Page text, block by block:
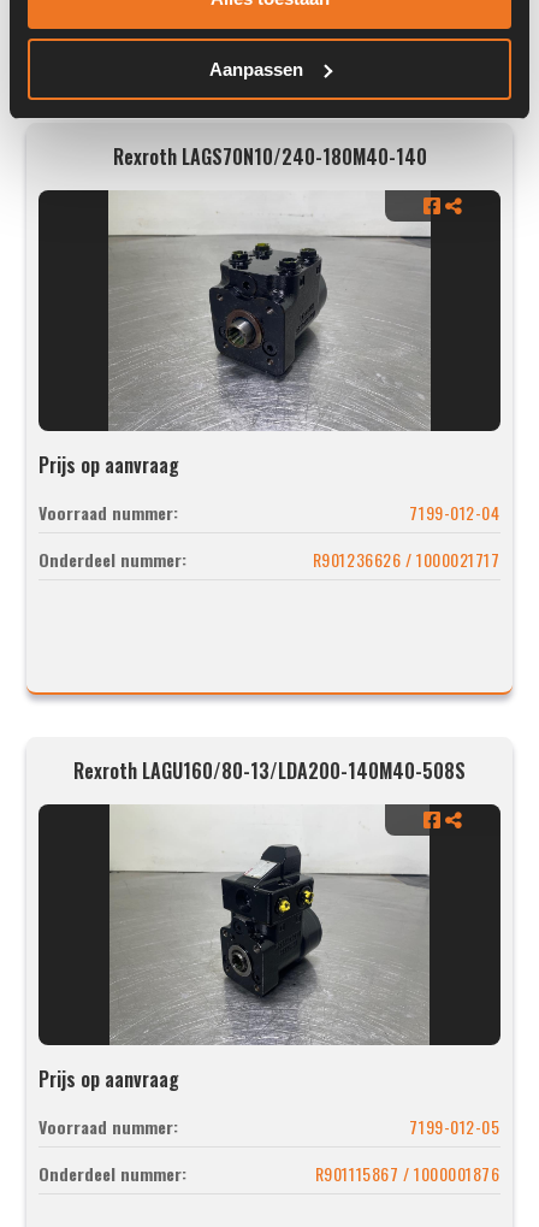
Aanpassen
Rexroth LAGS70N10/240-180M40-140
Prijs op aanvraag
Voorraad nummer:
7199-012-04
Onderdeel nummer:
R901236626 / 1000021717
Rexroth LAGU160/80-13/LDA200-140M40-508S
Prijs op aanvraag
Voorraad nummer:
7199-012-05
Onderdeel nummer:
R901115867 / 1000001876